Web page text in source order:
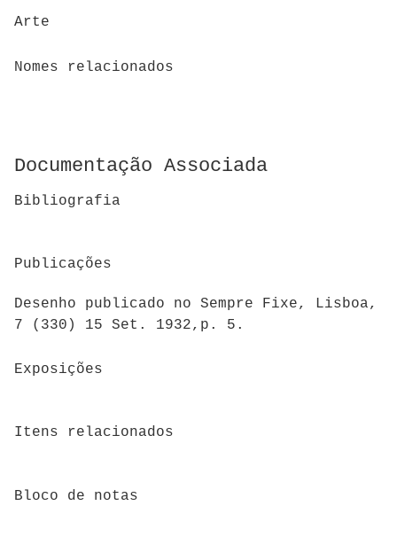
Arte
Nomes relacionados
Documentação Associada
Bibliografia
Publicações
Desenho publicado no Sempre Fixe, Lisboa,
7 (330) 15 Set. 1932,p. 5.
Exposições
Itens relacionados
Bloco de notas